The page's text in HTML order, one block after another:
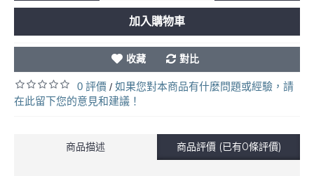
加入購物車
收藏 對比
0 評價 / 如果您對本商品有什麼問題或經驗，請
在此留下您的意見和建議！
商品描述 商品評價 (已有0條評價)